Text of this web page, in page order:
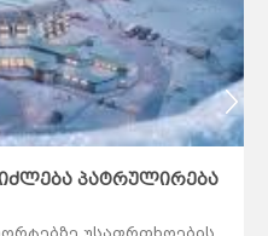
პატრულირება